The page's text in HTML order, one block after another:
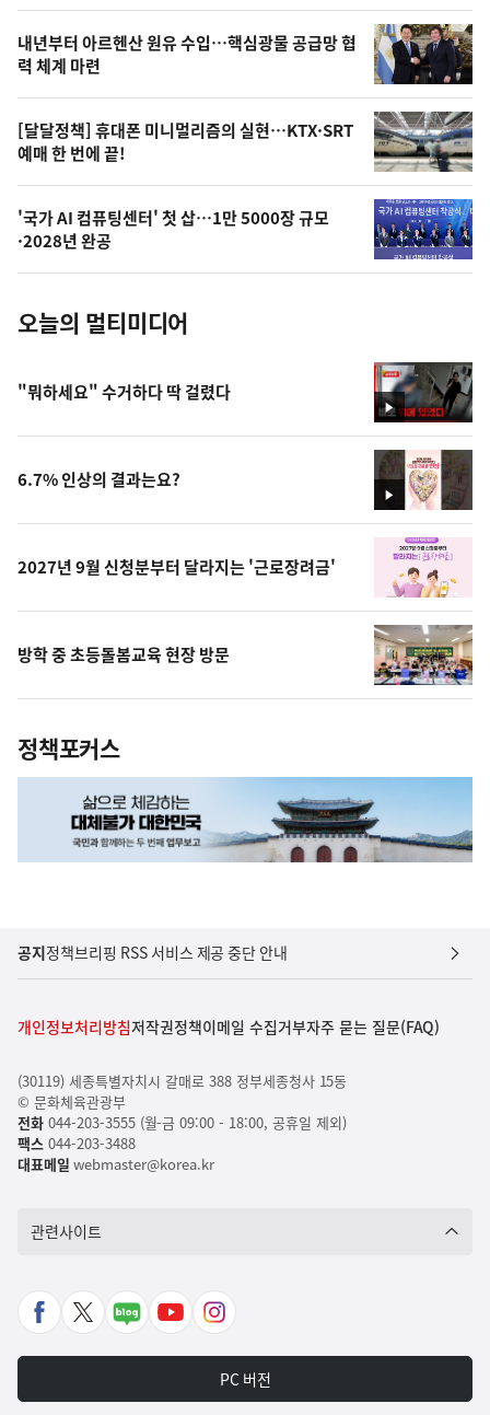
영
상
오
늘
의
사
진
내년부터 아르헨산 원유 수입…핵심광물 공급망 협
력 체계 마련
[달달정책] 휴대폰 미니멀리즘의 실현…KTX·SRT
예매 한 번에 끝!
'국가 AI 컴퓨팅센터' 첫 삽…1만 5000장 규모
·2028년 완공
오늘의 멀티미디어
영
상
"뭐하세요" 수거하다 딱 걸렸다
영
상
6.7% 인상의 결과는요?
2027년 9월 신청분부터 달라지는 '근로장려금'
방학 중 초등돌봄교육 현장 방문
정책포커스
공지정책브리핑 RSS 서비스 제공 중단 안내
개인정보처리방침저작권정책이메일 수집거부자주 묻는 질문(FAQ)
(30119) 세종특별자치시 갈매로 388 정부세종청사 15동
© 문화체육관광부
전화044-203-3555 (월-금 09:00 - 18:00, 공휴일 제외)
팩스 044-203-3488
대표메일 webmaster@korea.kr
관련사이트
페
X
네
유
인
타
그
PC 버전